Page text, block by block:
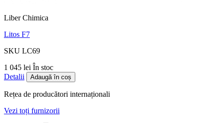
Liber Chimica
Litos F7
SKU LC69
1 045 lei În stoc
Detalii
Adaugă în coș
Rețea de producători internaționali
Vezi toți furnizorii